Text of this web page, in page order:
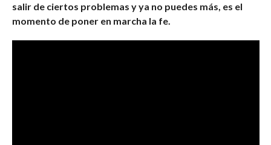
salir de ciertos problemas y ya no puedes más, es el
momento de poner en marcha la fe.